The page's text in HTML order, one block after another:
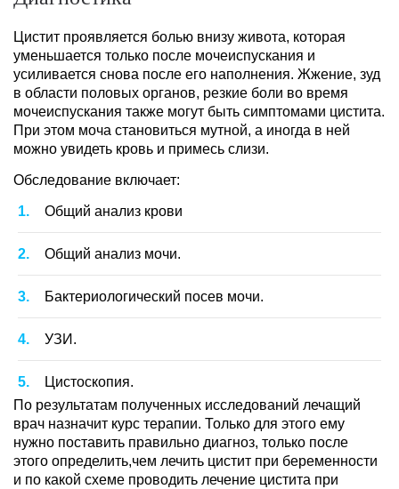
Цистит проявляется болью внизу живота, которая
уменьшается только после мочеиспускания и
усиливается снова после его наполнения. Жжение, зуд
в области половых органов, резкие боли во время
мочеиспускания также могут быть симптомами цистита.
При этом моча становиться мутной, а иногда в ней
можно увидеть кровь и примесь слизи.
Обследование включает:
Общий анализ крови
Общий анализ мочи.
Бактериологический посев мочи.
УЗИ.
Цистоскопия.
По результатам полученных исследований лечащий
врач назначит курс терапии. Только для этого ему
нужно поставить правильно диагноз, только после
этого определить,чем лечить цистит при беременности
и по какой схеме проводить лечение цистита при